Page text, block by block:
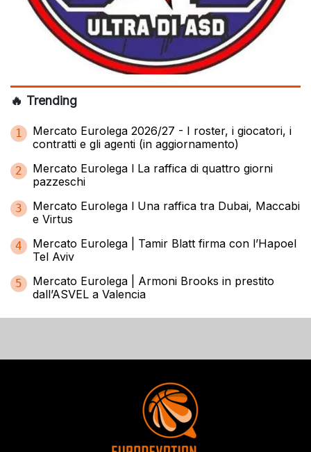
🔥 Trending
1
Mercato Eurolega 2026/27 - I roster, i giocatori, i
contratti e gli agenti (in aggiornamento)
2
Mercato Eurolega l La raffica di quattro giorni
pazzeschi
3
Mercato Eurolega l Una raffica tra Dubai, Maccabi
e Virtus
4
Mercato Eurolega | Tamir Blatt firma con l’Hapoel
Tel Aviv
5
Mercato Eurolega | Armoni Brooks in prestito
dall’ASVEL a Valencia